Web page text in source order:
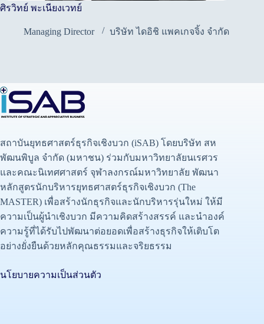
ศิรวิทย์ พะเนียงเวทย์
Managing Director บริษัท ไดอิชิ แพคเกจจิ้ง จำกัด
สถาบันยุทธศาสตร์ธุรกิจเชิงบวก (iSAB) โดยบริษัท สห
พัฒนพิบูล จำกัด (มหาชน) ร่วมกับมหาวิทยาลัยนเรศวร
และคณะนิเทศศาสตร์ จุฬาลงกรณ์มหาวิทยาลัย พัฒนา
หลักสูตรนักบริหารยุทธศาสตร์ธุรกิจเชิงบวก (The
MASTER) เพื่อสร้างนักธุรกิจและนักบริหารรุ่นใหม่ ให้มี
ความเป็นผู้นำเชิงบวก มีความคิดสร้างสรรค์ และนำองค์
ความรู้ที่ได้รับไปพัฒนาต่อยอดเพื่อสร้างธุรกิจให้เติบโต
อย่างยั่งยืนด้วยหลักคุณธรรมและจริยธรรม
นโยบายความเป็นส่วนตัว